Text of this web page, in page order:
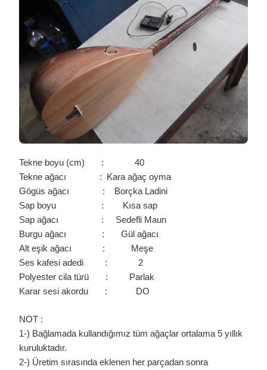
BAĞLAMA
0246
IÇIN
Tekne boyu (cm) : 40
Tekne ağacı : Kara ağaç oyma
Gögüs ağacı : Borçka Ladini
Sap boyu : Kısa sap
Sap ağacı : Sedefli Maun
Burgu ağacı : Gül ağacı
Alt eşik ağacı : Meşe
Ses kafesi adedi : 2
Polyester cila türü : Parlak
Karar sesi akordu : DO
NOT :
1-) Bağlamada kullandığımız tüm ağaçlar ortalama 5 yıllık
kuruluktadır.
2-) Üretim sırasında eklenen her parçadan sonra